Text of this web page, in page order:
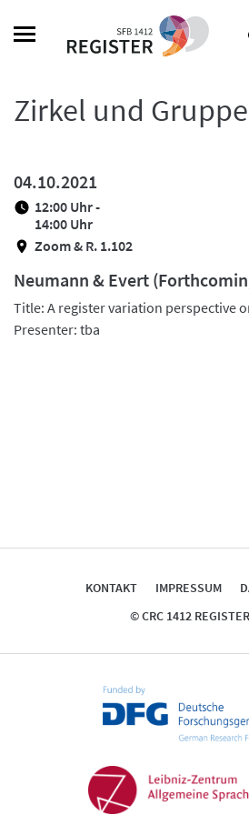
Zirkel und
04.10.2021
12:00 Uhr -
14:00 Uhr
Zoom & R. 1.102
Neumann & Evert
Title: A register variation perspective
Presenter: tba
KONTAKT IMPRESSUM
© CRC 1412